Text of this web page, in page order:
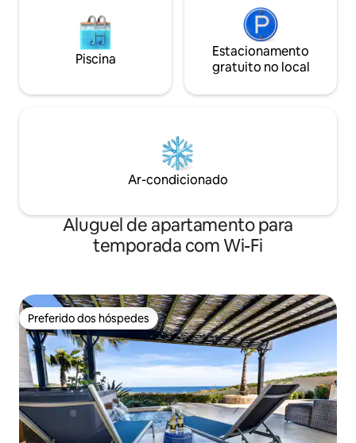
Piscina
Estacionamento
gratuito no local
Ar-condicionado
Aluguel de apartamento para
temporada com Wi-Fi
Preferido dos hóspedes
Preferido dos hóspedes